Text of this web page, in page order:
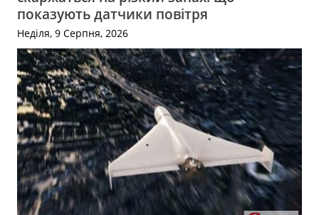
показують датчики повітря
Неділя, 9 Серпня, 2026